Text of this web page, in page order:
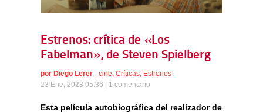
Estrenos: crítica de «Los
Fabelman», de Steven Spielberg
por Diego Lerer - cine, Críticas, Estrenos
23 Ene, 2023 05:36 | 1 comentario
Esta película autobiográfica del realizador de